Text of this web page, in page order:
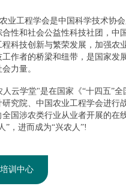
业工程学会是中国科学技术协
合性和社会公益性科技社团，中
程科技创新与繁荣发展，加强农
工作者的桥梁和纽带，是国家发
力量。
人云学堂"是在国家《“十四五”
研究院、中国农业工程学会进行
全国涉农类行业从业者开展的在
”，进而成为“兴农人”!
训中心